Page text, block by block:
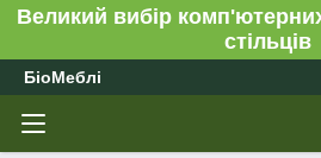
Великий вибір комп'ютерних
стільців
БіоМеблі